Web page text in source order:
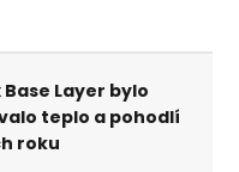
Layer bylo
teplo a pohodlí
roku